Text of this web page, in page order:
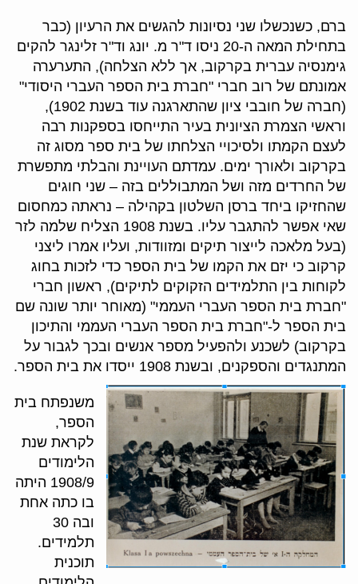
ברם, כשנכשלו שני נסיונות להגשים את הרעיון (כבר
בתחילת המאה ה-20 ניסו ד"ר מ. יונג וד"ר זלינגר להקים
גימנסיה עברית בקרקוב, אך ללא הצלחה), התערערה
אמונתם של רוב חברי "חברת בית הספר העברי היסודי"
(חברה של חובבי ציון שהתארגנה עוד בשנת 1902),
וראשי הצמרת הציונית בעיר התייחסו בספקנות רבה
לעצם הקמתו ולסיכויי הצלחתו של בית ספר מסוג זה
בקרקוב ולאורך ימים. עמדתם העויינת והבלתי מתפשרת
של החרדים מזה ושל המתבוללים בזה – שני חוגים
שהחזיקו ביחד ברסן השלטון בקהילה – נראתה כמחסום
שאי אפשר להתגבר עליו. בשנת 1908 הצליח שלמה לזר
(בעל מלאכה לייצור תיקים ומזוודות, ועליו אמרו ליצני
קרקוב כי יזם את הקמו של בית הספר כדי לזכות בחוג
לקוחות בין התלמידים הזקוקים לתיקים), ראשון חברי
"חברת בית הספר העברי העממי" (מאוחר יותר שונה שם
בית הספר ל-"חברת בית הספר העברי העממי והתיכון
בקרקוב) לשכנע ולהפעיל מספר אנשים ובכך לגבור על
המתנגדים והספקנים, ובשנת 1908 ייסדו את בית הספר.
משנפתח בית
הספר,
לקראת שנת
הלימודים
1908/9 היתה
בו כתה אחת
ובה 30
תלמידים.
תוכנית